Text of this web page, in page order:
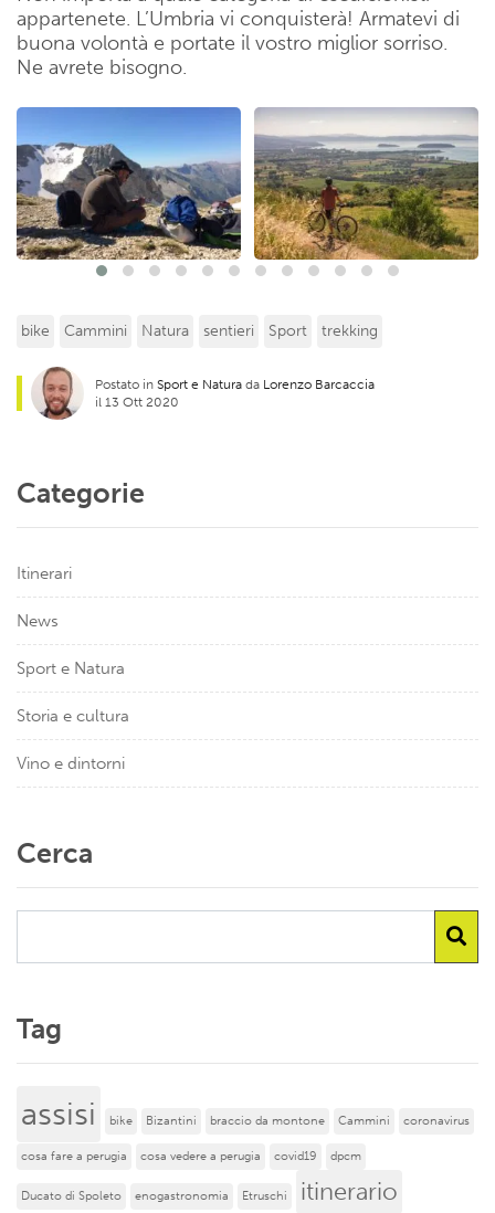
appartenete. L’Umbria vi conquisterà! Armatevi di
buona volontà e portate il vostro miglior sorriso.
Ne avrete bisogno.
bike Cammini Natura sentieri Sport trekking
Postato in Sport e Natura da Lorenzo Barcaccia
il 13 Ott 2020
Categorie
Itinerari
News
Sport e Natura
Storia e cultura
Vino e dintorni
Cerca
Tag
assisi bike Bizantini braccio da montone Cammini coronavirus
cosa fare a perugia cosa vedere a perugia covid19 dpcm
Ducato di Spoleto enogastronomia Etruschi itinerario